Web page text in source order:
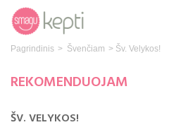
Pagrindinis > Švenčiam > Šv. Velykos!
REKOMENDUOJAM
ŠV. VELYKOS!